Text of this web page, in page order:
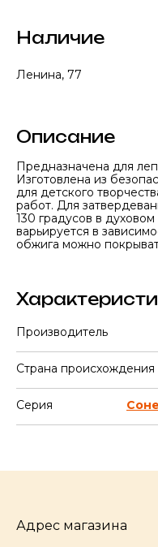
Наличие
Ленина, 77
Описание
Предназначена для
Изготовлена из
для детского
работ. Для
130 градусов в
варьируется в
обжига можно
Производитель
Страна происхождения
Серия
Адрес магазина